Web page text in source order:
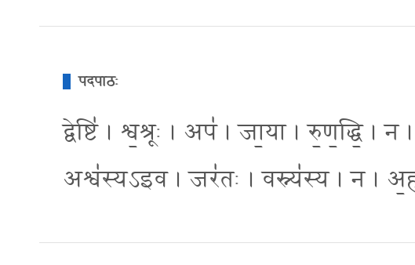
पदपाठः
द्वेष्टि॑ । श्व॒श्रूः । अप॑ । जा॒या । रु॒ण॒द्धि॒ । न
अश्व॑स्यऽइव । जर॑तः । वस्न्य॑स्य । न ।